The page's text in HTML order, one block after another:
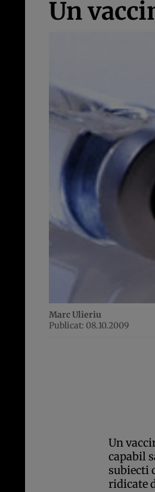
Un
Marc Ulieriu
Publicat: 08.10.2009
Un
capabil
subiecti
ridicate